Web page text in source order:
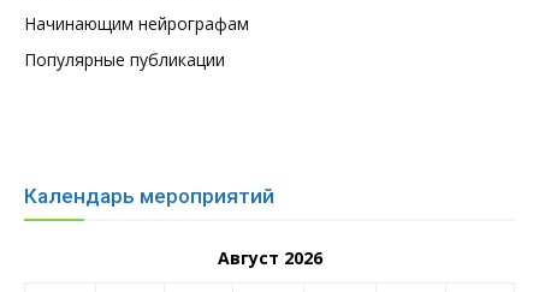
Начинающим нейрографам
Популярные публикации
Календарь мероприятий
Август 2026